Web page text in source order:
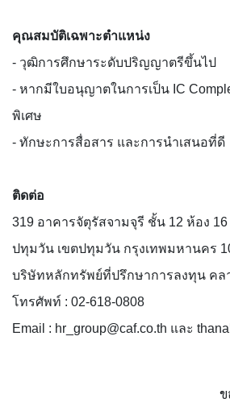
คุณสมบัติเฉพาะตำแหน่ง
- วุฒิการศึกษาระดับปริญญาตรีขึ้นไป
- หากมีใบอนุญาตในการเป็น IC
พิเศษ
- ทักษะการสื่อสาร และการนำเสนอที่ดี
ติดต่อ
319 อาคารจัตุรัสจามจุรี ชั้น 12 ห้อง
ปทุมวัน เขตปทุมวัน กรุงเทพมหานคร
บริษัทหลักทรัพย์ที่ปรึกษาการลงทุน คล
โทรศัพท์ : 02-618-0808
Email : hr_group@caf.co.th และ
ข